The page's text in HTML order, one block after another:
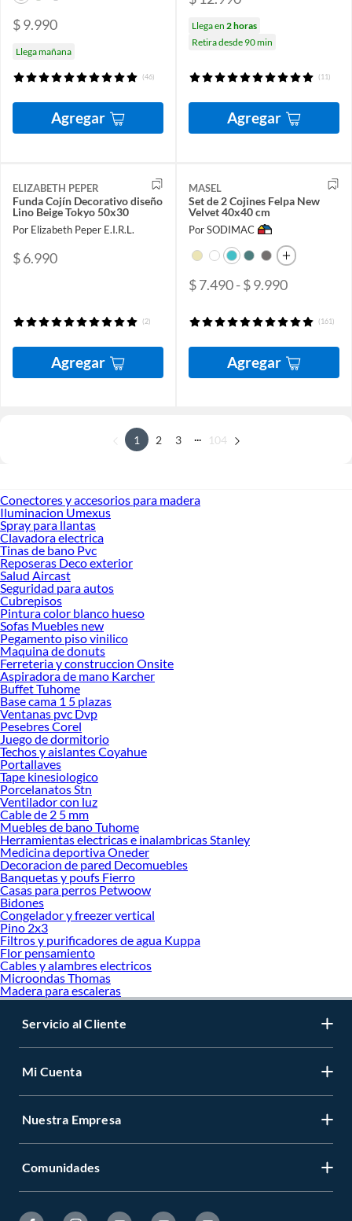
$ 9.990
Llega mañana
(46)
Agregar
Llega en 2 horas
Retira desde 90 min
(11)
Agregar
ELIZABETH PEPER
Funda Cojín Decorativo diseño
Lino Beige Tokyo 50x30
Por Elizabeth Peper E.I.R.L.
$ 6.990
(2)
Agregar
MASEL
Set de 2 Cojines Felpa New
Velvet 40x40 cm
Por SODIMAC
$ 7.490 - $ 9.990
(161)
Agregar
1 2 3 104
Conectores y accesorios para madera
Iluminacion Umexus
Spray para llantas
Clavadora electrica
Tinas de bano Pvc
Reposeras Deco exterior
Salud Aircast
Seguridad para autos
Cubrepisos
Pintura color blanco hueso
Sofas Muebles new
Pegamento piso vinilico
Maquina de donuts
Ferreteria y construccion Onsite
Aspiradora de mano Karcher
Buffet Tuhome
Base cama 1 5 plazas
Ventanas pvc Dvp
Pesebres Corel
Juego de dormitorio
Techos y aislantes Coyahue
Portallaves
Tape kinesiologico
Porcelanatos Stn
Ventilador con luz
Cable de 2 5 mm
Muebles de bano Tuhome
Herramientas electricas e inalambricas Stanley
Medicina deportiva Oneder
Decoracion de pared Decomuebles
Banquetas y poufs Fierro
Casas para perros Petwoow
Bidones
Congelador y freezer vertical
Pino 2x3
Filtros y purificadores de agua Kuppa
Flor pensamiento
Cables y alambres electricos
Microondas Thomas
Madera para escaleras
Servicio al Cliente
Mi Cuenta
Nuestra Empresa
Comunidades